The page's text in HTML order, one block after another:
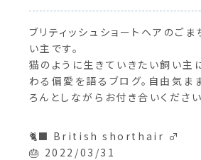
ブリティッシュショートヘアのごま
い主です。
猫のように生きていきたい飼い主
わる偏愛を語るブログ。自由気ま
ろんとしながらお付き合いください
🐈‍⬛ British shorthair ♂
🎂 2022/03/31